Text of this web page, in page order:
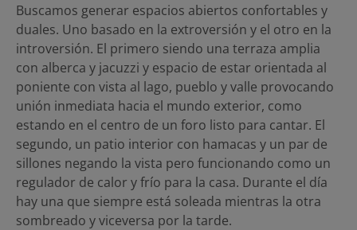
Buscamos generar espacios abiertos confortables y
duales. Uno basado en la extroversión y el otro en la
introversión. El primero siendo una terraza amplia
con alberca y jacuzzi y espacio de estar orientada al
poniente con vista al lago, pueblo y valle provocando
unión inmediata hacia el mundo exterior, como
estando en el centro de un foro listo para cantar. El
segundo, un patio interior con hamacas y un par de
sillones negando la vista pero funcionando como un
regulador de calor y frío para la casa. Durante el día
hay una que siempre está soleada mientras la otra
sombreado y viceversa por la tarde.